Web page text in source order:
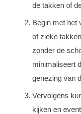
de takken of
Begin met het
of zieke
zonder de
minimaliseert
genezing van
Vervolgens
kijken en